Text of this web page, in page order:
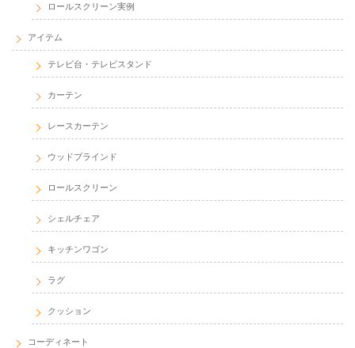
ロールスクリーン実例
アイテム
テレビ台・テレビスタンド
カーテン
レースカーテン
ウッドブラインド
ロールスクリーン
シェルチェア
キッチンワゴン
ラグ
クッション
コーディネート